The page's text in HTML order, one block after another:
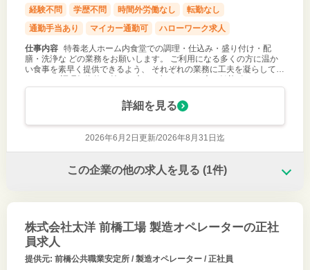
経験不問 学歴不問 時間外労働なし
転勤なし
通勤手当あり
マイカー通勤可 ハローワーク求人
仕事内容 特養老人ホーム内食堂での調理・仕込み・盛り付け・配
膳・洗浄な どの業務をお願いします。 ご利用になる多くの方に温か
い食事を素早く提供できるよう、 それぞれの業務に工夫を凝らしてい
（請負業務） （業
詳細を見る
2026年6月2日更新/2026年8月31日迄
この企業の他の求人を見る (1件)
株式会社太洋 前橋工場 製造オペレーターの正社
員求人
提供元: 前橋公共職業安定所 / 製造オペレーター / 正社員